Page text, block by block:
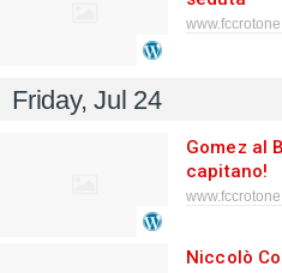
Friday, Jul 24
Gomez al
capitano!
Niccolò